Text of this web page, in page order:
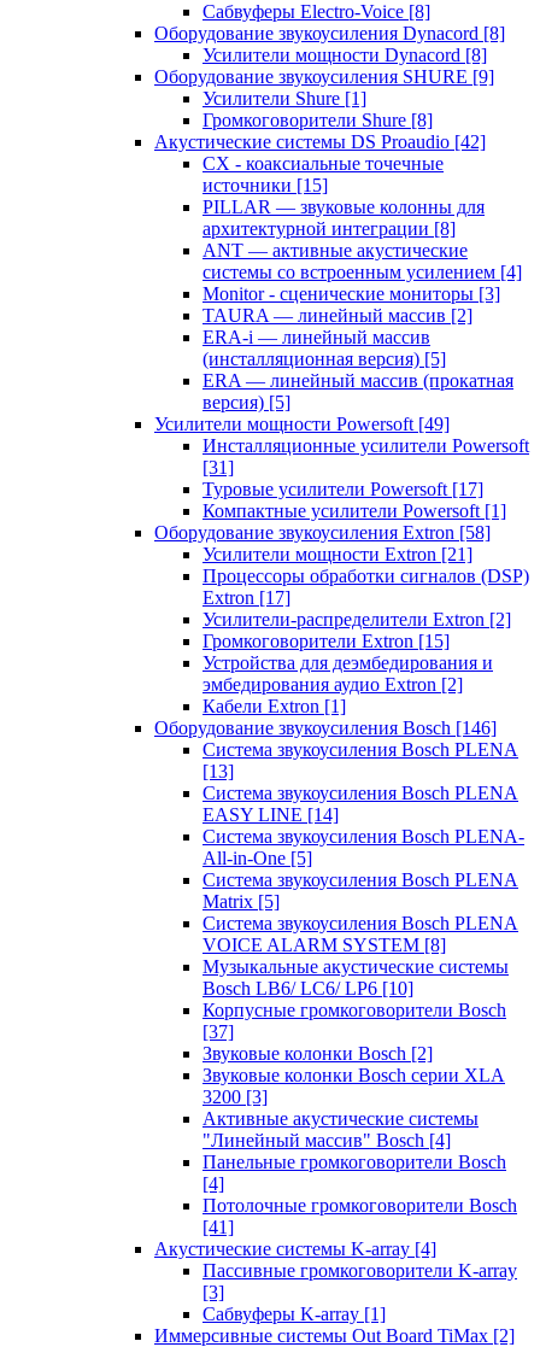
Сабвуферы Electro-Voice [8]
Оборудование звукоусиления Dynacord [8]
Усилители мощности Dynacord [8]
Оборудование звукоусиления SHURE [9]
Усилители Shure [1]
Громкоговорители Shure [8]
Акустические системы DS Proaudio [42]
CX - коаксиальные точечные
источники [15]
PILLAR — звуковые колонны для
архитектурной интеграции [8]
ANT — активные акустические
системы со встроенным усилением [4]
Monitor - сценические мониторы [3]
TAURA — линейный массив [2]
ERA-i — линейный массив
(инсталляционная версия) [5]
ERA — линейный массив (прокатная
версия) [5]
Усилители мощности Powersoft [49]
Инсталляционные усилители Powersoft
[31]
Туровые усилители Powersoft [17]
Компактные усилители Powersoft [1]
Оборудование звукоусиления Extron [58]
Усилители мощности Extron [21]
Процессоры обработки сигналов (DSP)
Extron [17]
Усилители-распределители Extron [2]
Громкоговорители Extron [15]
Устройства для деэмбедирования и
эмбедирования аудио Extron [2]
Кабели Extron [1]
Оборудование звукоусиления Bosch [146]
Система звукоусиления Bosch PLENA
[13]
Система звукоусиления Bosch PLENA
EASY LINE [14]
Система звукоусиления Bosch PLENA-
All-in-One [5]
Система звукоусиления Bosch PLENA
Matrix [5]
Система звукоусиления Bosch PLENA
VOICE ALARM SYSTEM [8]
Музыкальные акустические системы
Bosch LB6/ LC6/ LP6 [10]
Корпусные громкоговорители Bosch
[37]
Звуковые колонки Bosch [2]
Звуковые колонки Bosch серии XLA
3200 [3]
Активные акустические системы
"Линейный массив" Bosch [4]
Панельные громкоговорители Bosch
[4]
Потолочные громкоговорители Bosch
[41]
Акустические системы K-array [4]
Пассивные громкоговорители K-array
[3]
Сабвуферы K-array [1]
Иммерсивные системы Out Board TiMax [2]